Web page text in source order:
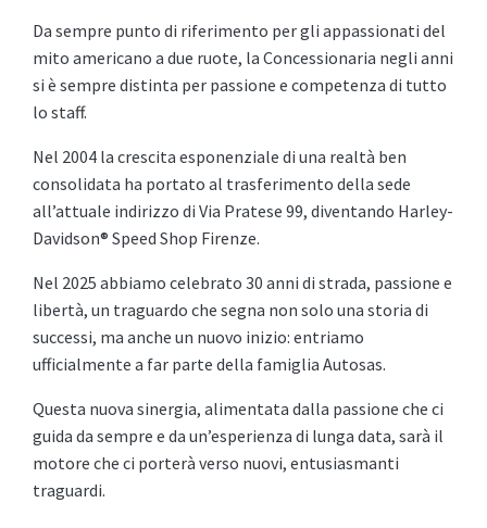
Da sempre punto di riferimento per gli appassionati del
mito americano a due ruote, la Concessionaria negli anni
si è sempre distinta per passione e competenza di tutto
lo staff.
Nel 2004 la crescita esponenziale di una realtà ben
consolidata ha portato al trasferimento della sede
all’attuale indirizzo di Via Pratese 99, diventando Harley-
Davidson® Speed Shop Firenze.
Nel 2025 abbiamo celebrato 30 anni di strada, passione e
libertà, un traguardo che segna non solo una storia di
successi, ma anche un nuovo inizio: entriamo
ufficialmente a far parte della famiglia Autosas.
Questa nuova sinergia, alimentata dalla passione che ci
guida da sempre e da un’esperienza di lunga data, sarà il
motore che ci porterà verso nuovi, entusiasmanti
traguardi.